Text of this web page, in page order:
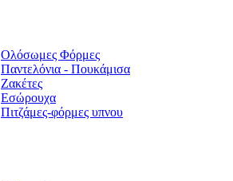
Ολόσωμες Φόρμες
Παντελόνια - Πουκάμισα
Ζακέτες
Εσώρουχα
Πιτζάμες-φόρμες υπνου